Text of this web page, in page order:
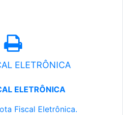
ELETRÔNICA
ELETRÔNICA
Fiscal Eletrônica.